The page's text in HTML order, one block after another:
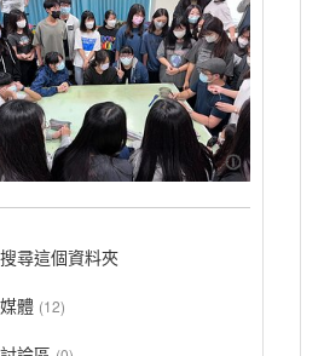
搜尋這個資料夾
媒體 (12)